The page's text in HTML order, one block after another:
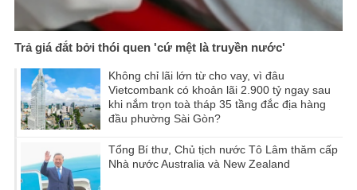
Trả giá đắt bởi thói quen 'cứ mệt là truyền nước'
Không chỉ lãi lớn từ cho vay, vì đâu
Vietcombank có khoản lãi 2.900 tỷ ngay sau
khi nắm trọn toà tháp 35 tầng đắc địa hàng
đầu phường Sài Gòn?
Tổng Bí thư, Chủ tịch nước Tô Lâm thăm cấp
Nhà nước Australia và New Zealand